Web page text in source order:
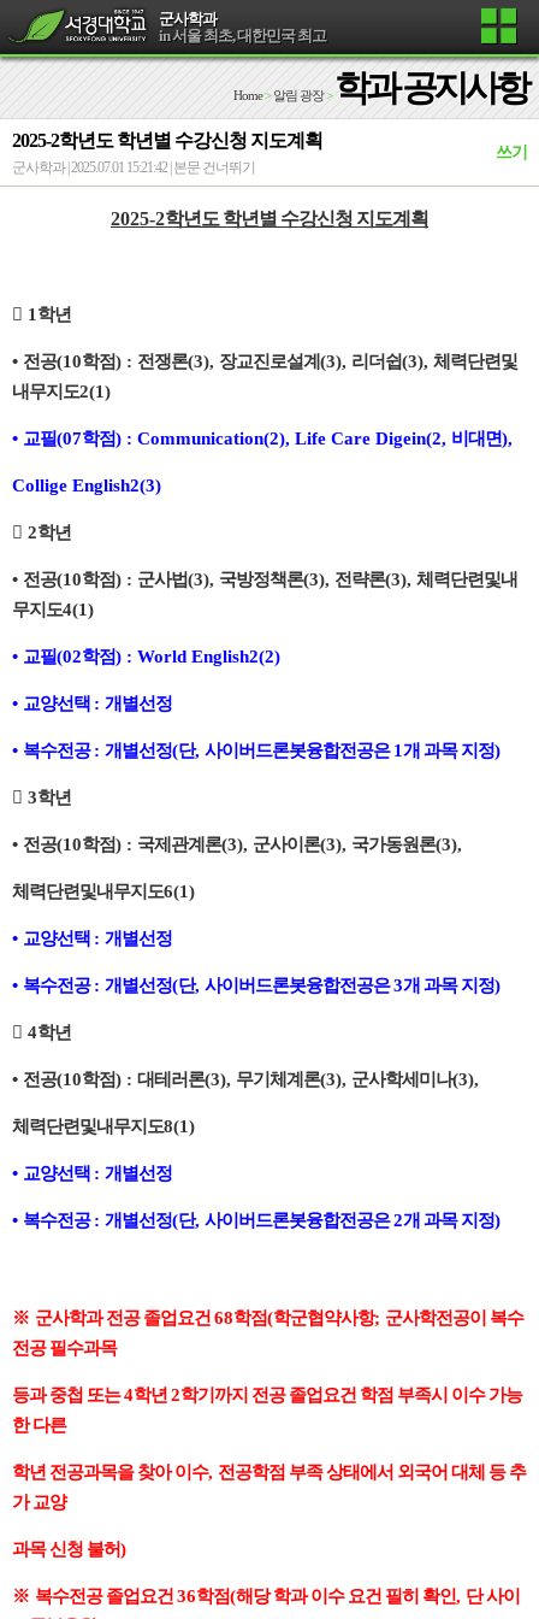
군사학과
in 서울 최초, 대한민국 최고
Home> 알림 광장> 학과 공지사항
2025-2학년도 학년별 수강신청 지도계획
쓰기
군사학과 | 2025.07.01 15:21:42 | 본문 건너뛰기
2025-2학년도 학년별 수강신청 지도계획
 1학년
• 전공(10학점) : 전쟁론(3), 장교진로설계 (3), 리더쉽(3), 체력단련및
내무지도2(1)
• 교필(07학점) : Communication(2), Life Care Digein(2, 비대면),
Collige English2(3)
 2학년
• 전공(10학점) : 군사법(3), 국방정책론(3), 전략론(3), 체력단련및내
무지도4(1)
• 교필(02학점) : World English2(2)
• 교양선택 : 개별선정
• 복수전공: 개별선정(단, 사이버드론봇융합전공은1개 과목 지정)
 3학년
• 전공(10학점) : 국제관계론(3), 군사이론(3), 국가동원론(3),
체력단련및내무지도6(1)
• 교양선택 : 개별선정
• 복수전공: 개별선정(단, 사이버드론봇융합전공은3개 과목 지정)
 4학년
• 전공(10학점) : 대테러론(3), 무기체계론(3), 군사학세미나(3),
체력단련및내무지도8(1)
• 교양선택 : 개별선정
• 복수전공: 개별선정(단, 사이버드론봇융합전공은2개 과목 지정)
※ 군사학과 전공 졸업요건 68학점(학군협약사항; 군사학전공이 복수
전공 필수과목
등과 중첩 또는4학년 2학기까지 전공 졸업요건 학점 부족시 이수 가능
한 다른
학년 전공과목을 찾아 이수, 전공학점 부족 상태에서 외국어 대체 등 추
가 교양
과목 신청 불허)
※ 복수전공 졸업요건 36학점(해당 학과 이수 요건 필히 확인, 단 사이